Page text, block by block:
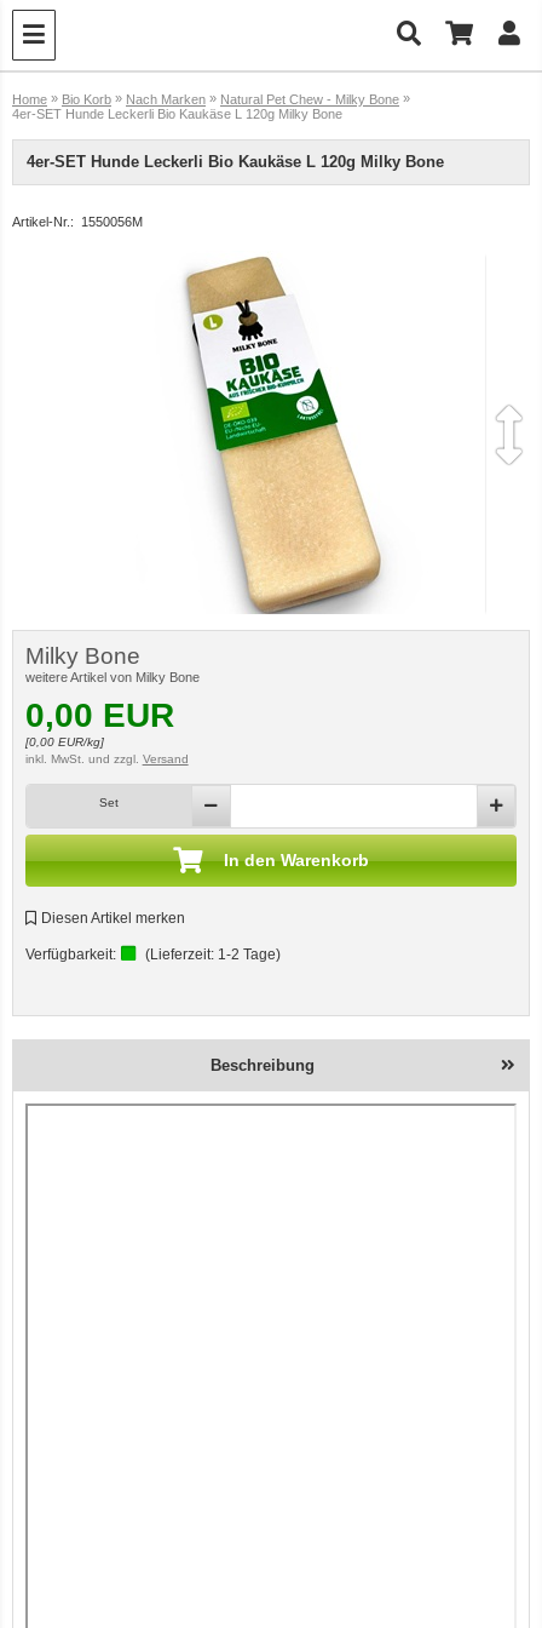
Home » Bio Korb » Nach Marken » Natural Pet Chew - Milky Bone »
4er-SET Hunde Leckerli Bio Kaukäse L 120g Milky Bone
4er-SET Hunde Leckerli Bio Kaukäse L 120g Milky Bone
Artikel-Nr.: 1550056M
Milky Bone
weitere Artikel von Milky Bone
0,00 EUR
[0,00EUR/kg]
inkl. MwSt. und zzgl. Versand
Set
In den Warenkorb
Diesen Artikel merken
Verfügbarkeit: (Lieferzeit: 1-2 Tage)
Beschreibung